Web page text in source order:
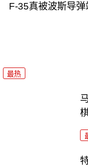
F-35真被波斯导
最热